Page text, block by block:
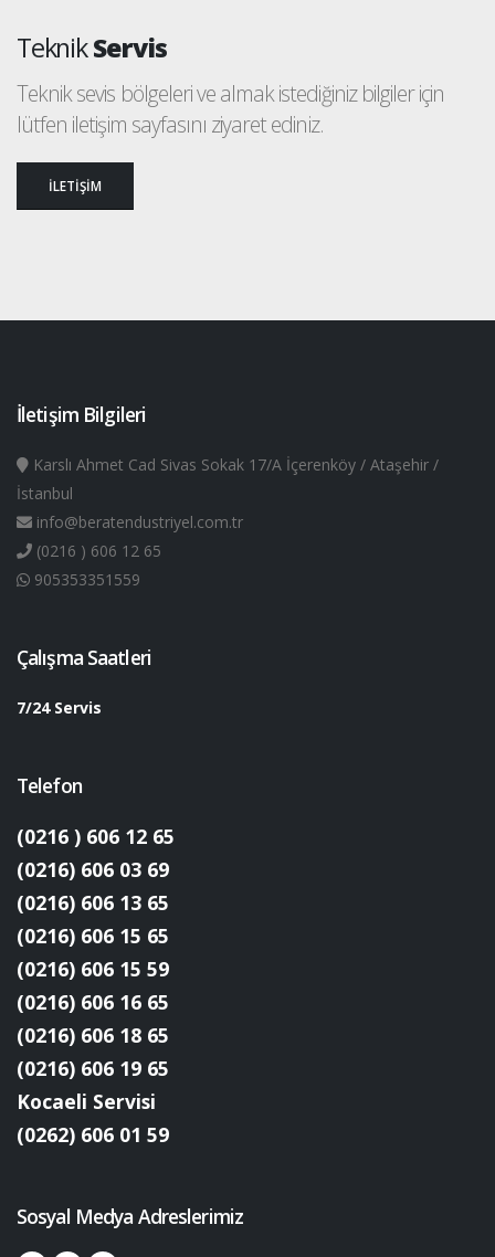
TeknikServis
Teknik sevis bölgeleri ve almak istediğiniz bilgiler için
lütfen iletişim sayfasını ziyaret ediniz.
İLETİŞİM
İletişim Bilgileri
Karslı Ahmet Cad Sivas Sokak 17/A İçerenköy / Ataşehir /
İstanbul
info@beratendustriyel.com.tr
(0216 ) 606 12 65
905353351559
Çalışma Saatleri
7/24 Servis
Telefon
(0216 ) 606 12 65
(0216) 606 03 69
(0216) 606 13 65
(0216) 606 15 65
(0216) 606 15 59
(0216) 606 16 65
(0216) 606 18 65
(0216) 606 19 65
Kocaeli Servisi
(0262) 606 01 59
Sosyal Medya Adreslerimiz